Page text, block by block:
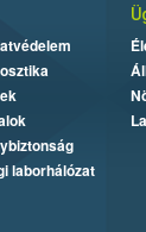
laborhálózat